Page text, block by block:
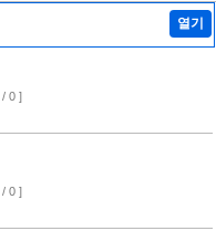
열기
/ 0 ]
/ 0 ]